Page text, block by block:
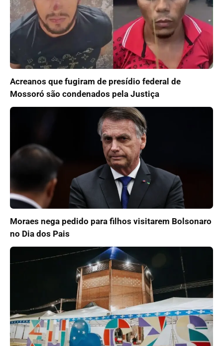
Acreanos que fugiram de presídio federal de
Mossoró são condenados pela Justiça
Moraes nega pedido para filhos visitarem Bolsonaro
no Dia dos Pais